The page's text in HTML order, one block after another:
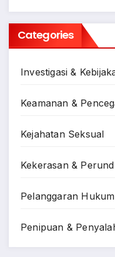
Categories
Investigasi &
Keamanan &
Kejahatan Seksual
Kekerasan &
Pelanggaran
Penipuan &